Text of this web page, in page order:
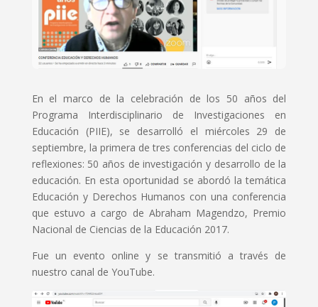
En el marco de la celebración de los 50 años del
Programa Interdisciplinario de Investigaciones en
Educación (PIIE), se desarrolló el miércoles 29 de
septiembre, la primera de tres conferencias del ciclo de
reflexiones: 50 años de investigación y desarrollo de la
educación. En esta oportunidad se abordó la temática
Educación y Derechos Humanos con una conferencia
que estuvo a cargo de Abraham Magendzo, Premio
Nacional de Ciencias de la Educación 2017.
Fue un evento online y se transmitió a través de
nuestro canal de YouTube.